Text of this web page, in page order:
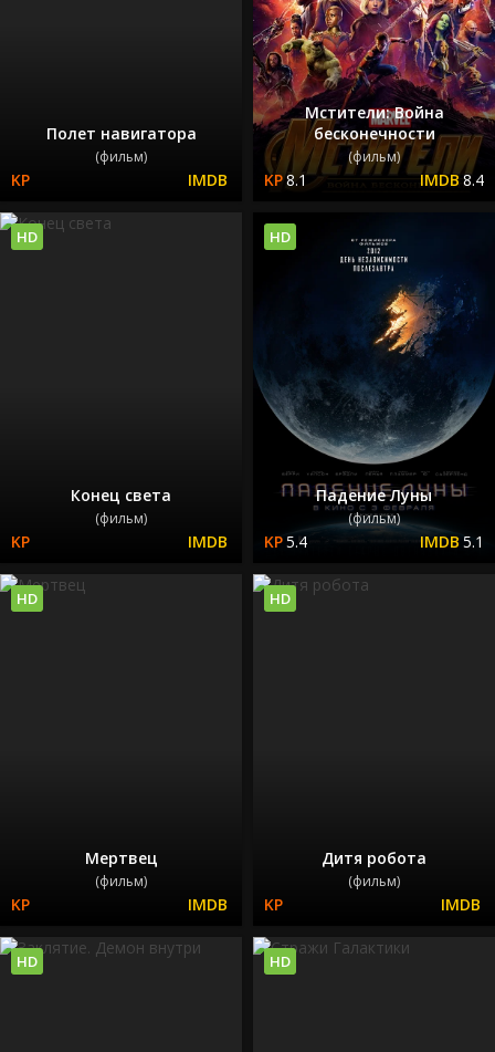
Полет навигатора
(фильм)
Мстители: Война
бесконечности
(фильм)
8.1 8.4
Конец света
(фильм)
HD
Падение Луны
(фильм)
5.4 5.1
HD
Мертвец
(фильм)
HD
Дитя робота
(фильм)
HD
HD HD